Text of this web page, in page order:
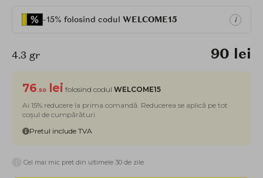
-15% folosind codul WELCOME15 i
4.3 gr 90 lei
76 .50 lei folosind codul WELCOME15
Ai 15% reducere la prima comandă. Reducerea se aplică pe tot
coșul de cumpărături.
Pretul include TVA
Cel mai mic pret din ultimele 30 de zile